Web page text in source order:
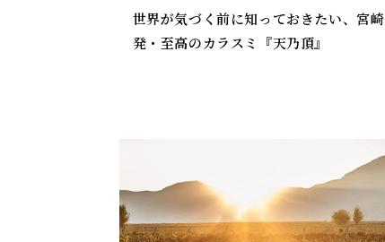
世界が気づく前に知っておきたい、宮崎
発・至高のカラスミ『天乃頂』